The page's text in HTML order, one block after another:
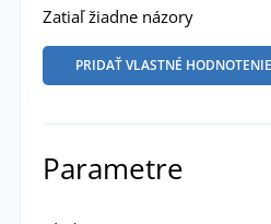
Zatiaľ žiadne názory
PRIDAŤ VLASTNÉ HODNOTENIE
Parametre